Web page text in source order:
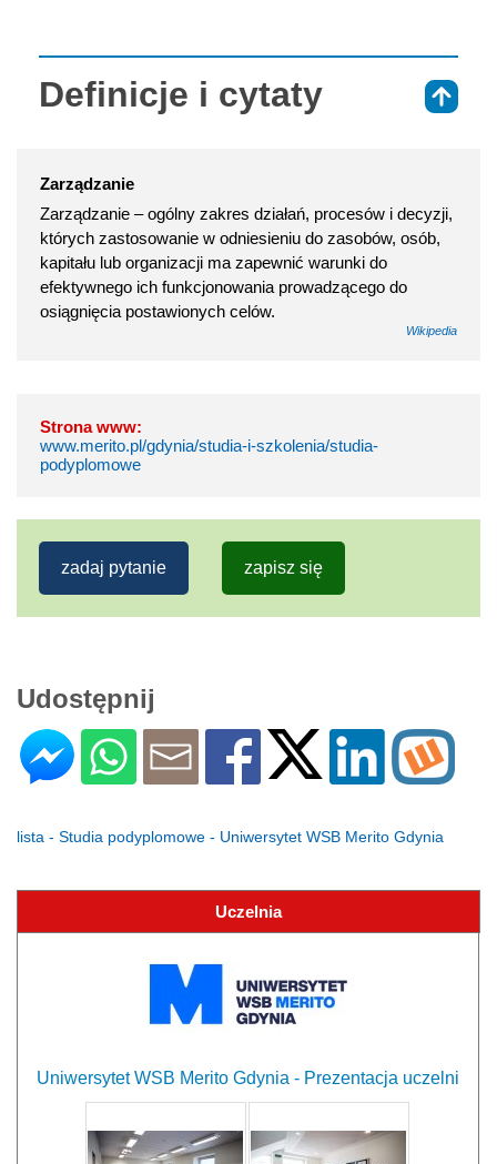
Definicje i cytaty
Zarządzanie
Zarządzanie – ogólny zakres działań, procesów i decyzji,
których zastosowanie w odniesieniu do zasobów, osób,
kapitału lub organizacji ma zapewnić warunki do
efektywnego ich funkcjonowania prowadzącego do
osiągnięcia postawionych celów.
Wikipedia
Strona www:
www.merito.pl/gdynia/studia-i-szkolenia/studia-
podyplomowe
zadaj pytanie zapisz się
Udostępnij
lista - Studia podyplomowe - Uniwersytet WSB Merito Gdynia
Uczelnia
Uniwersytet WSB Merito Gdynia - Prezentacja uczelni